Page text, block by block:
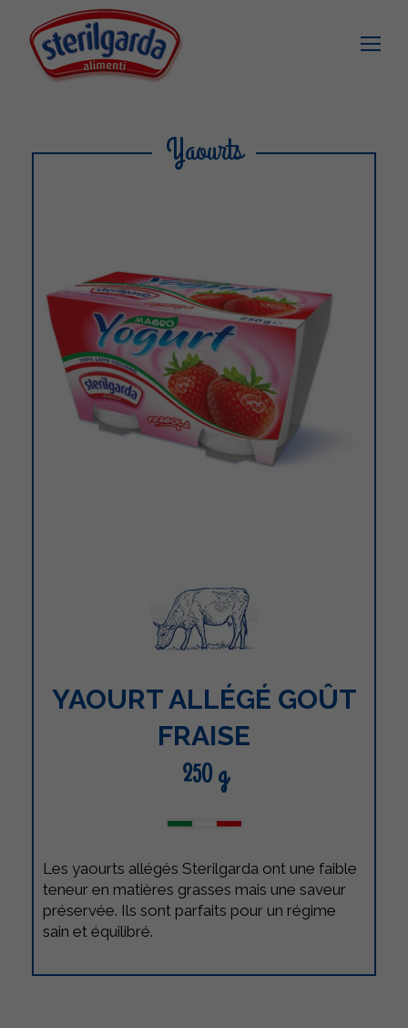
Yaourts
YAOURT ALLÉGÉ GOÛT
FRAISE
250 g
Les yaourts allégés Sterilgarda ont une faible
teneur en matières grasses mais une saveur
préservée. Ils sont parfaits pour un régime
sain et équilibré.